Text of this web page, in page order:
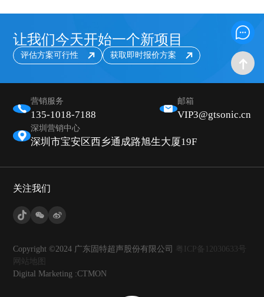
让我们今天开始一个新项目
评估方案可行性 获取即时报价方案
营销服务
135-1018-7188
邮箱
VIP3@gtsonic.cn
深圳营销中心
深圳市宝安区西乡通成路旭生大厦19F
关注我们
Copyright ©2024 广东固特超声股份有限公司
粤ICP备12030633号
网站地图
Digital Marketing :CTMON